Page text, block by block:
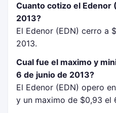
Cuanto cotizo el Edenor
2013?
El Edenor (EDN) cerro a
2013.
Cual fue el maximo y
6 de junio de 2013?
El Edenor (EDN) opero
y un maximo de $0,93 el